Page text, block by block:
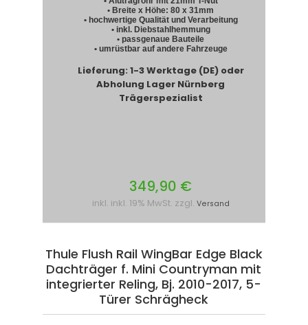
• Breite x Höhe: 80 x 31mm
• hochwertige Qualität und Verarbeitung
• inkl. Diebstahlhemmung
• passgenaue Bauteile
• umrüstbar auf andere Fahrzeuge
Lieferung: 1-3 Werktage (DE) oder
Abholung Lager Nürnberg
Trägerspezialist
349,90 €
inkl. inkl. 19% MwSt. zzgl. Versand
Thule Flush Rail WingBar Edge Black
Dachträger f. Mini Countryman mit
integrierter Reling, Bj. 2010-2017, 5-
Türer Schrägheck